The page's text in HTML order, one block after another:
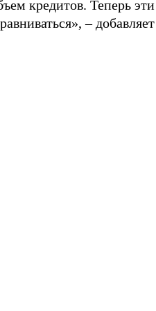
кредитов. Теперь эти
–